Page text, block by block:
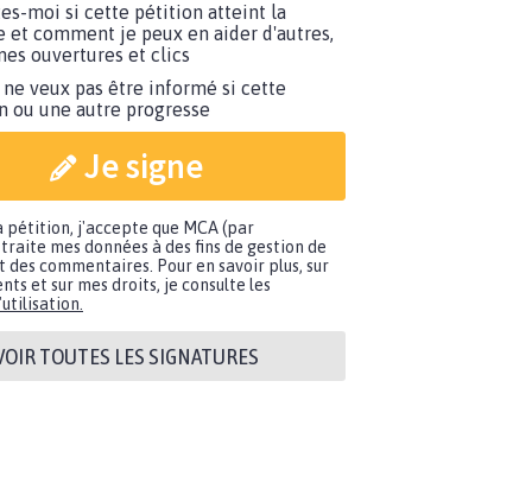
moi si cette pétition atteint la
et comment je peux en aider d'autres,
ouvertures et clics
ne veux pas être informé si cette
ou une autre progresse
Je signe
pétition, j'accepte que MCA (par
mes données à des fins de gestion de
des commentaires. Pour en savoir plus, sur
et sur mes droits, je consulte les
TOUTES LES SIGNATURES